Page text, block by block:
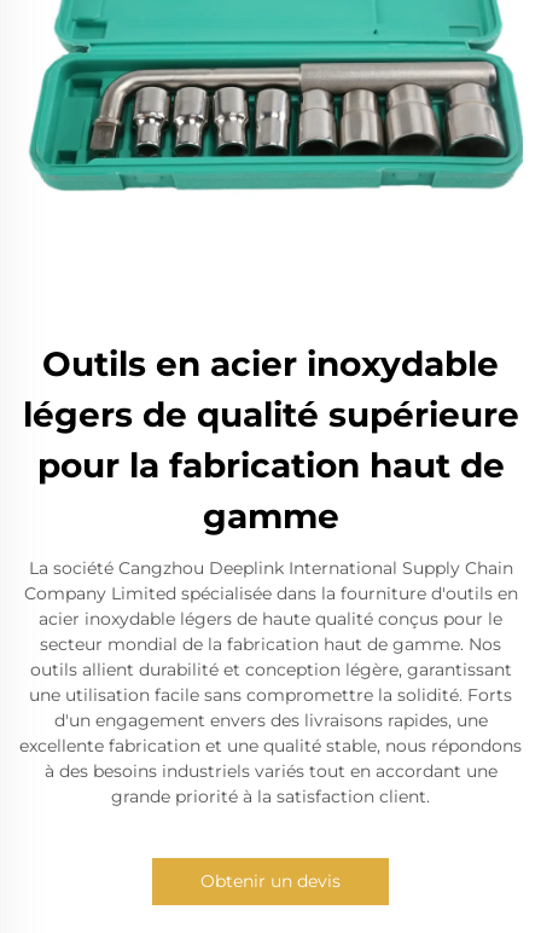
Outils en acier inoxydable
légers de qualité supérieure
pour la fabrication haut de
gamme
La société Cangzhou Deeplink International Supply Chain
Company Limited spécialisée dans la fourniture d'outils en
acier inoxydable légers de haute qualité conçus pour le
secteur mondial de la fabrication haut de gamme. Nos
outils allient durabilité et conception légère, garantissant
une utilisation facile sans compromettre la solidité. Forts
d'un engagement envers des livraisons rapides, une
excellente fabrication et une qualité stable, nous répondons
à des besoins industriels variés tout en accordant une
grande priorité à la satisfaction client.
Obtenir un devis